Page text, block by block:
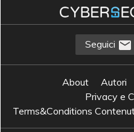
Seguici
About Autori
Privacy e
Terms&Conditions